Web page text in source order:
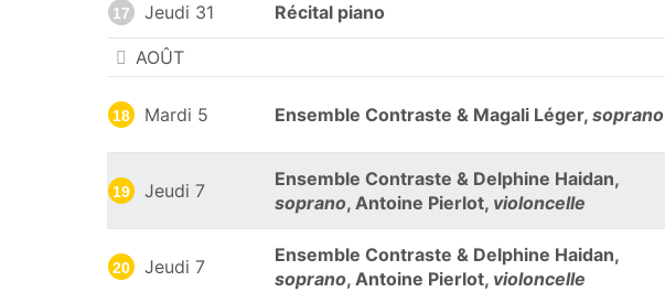
17 Jeudi 31 Récital piano
AOÛT
18 Mardi 5 Ensemble Contraste & Magali Léger, soprano
19 Jeudi 7
Ensemble Contraste & Delphine Haidan,
soprano, Antoine Pierlot, violoncelle
20 Jeudi 7
Ensemble Contraste & Delphine Haidan,
soprano, Antoine Pierlot, violoncelle